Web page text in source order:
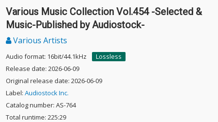
Various Music Collection Vol.454 -Selected &
Music-Published by Audiostock-
Various Artists
Audio format: 16bit/44.1kHz
Lossless
Release date: 2026-06-09
Original release date: 2026-06-09
Label: Audiostock Inc.
Catalog number: AS-764
Total runtime: 225:29